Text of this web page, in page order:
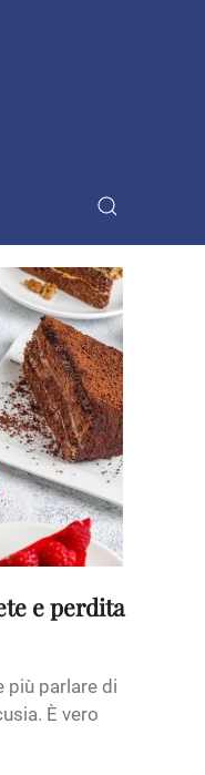
e perdita
più parlare di
È vero